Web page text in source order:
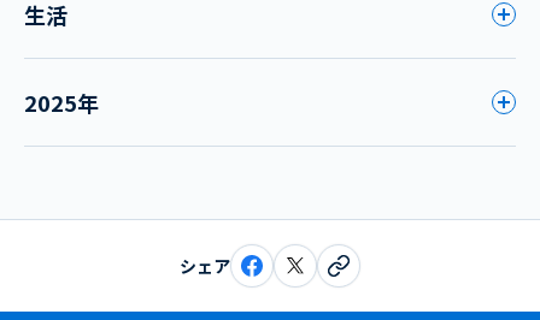
生活
2025年
シェア